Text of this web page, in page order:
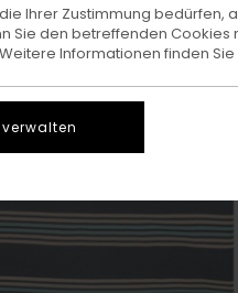
Ihrer Zustimmung
Sie den betreffenden Cookies
Informationen finden Sie